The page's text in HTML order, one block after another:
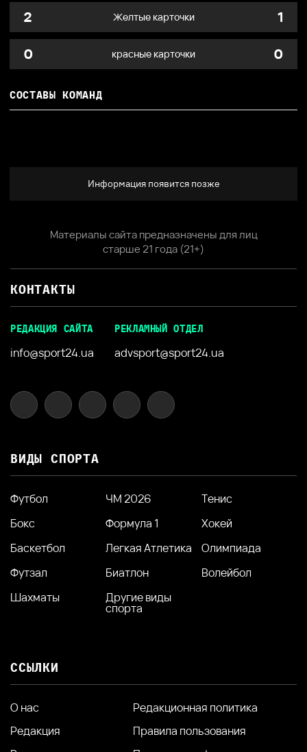
2
Желтые карточки
1
0
красные карточки 0
СОСТАВЫ КОМАНД
Информация появится позже
Материалы сайта предназначены для лиц
старше 21 года (21+)
КОНТАКТЫ
РЕДАКЦИЯ САЙТА
info@sport24.ua
РЕКЛАМНЫЙ ОТДЕЛ
advsport@sport24.ua
ВИДЫ СПОРТА
Футбол ЧМ 2026
Тенис
Бокс
Формула 1
Хокей
Баскетбол
Легкая Атлетика
Олимпиада
Футзал
Биатлон
Волейбол
Шахматы
Другие виды
спорта
ССЫЛКИ
О нас
Редакция
Редакционная политика
Правила пользования